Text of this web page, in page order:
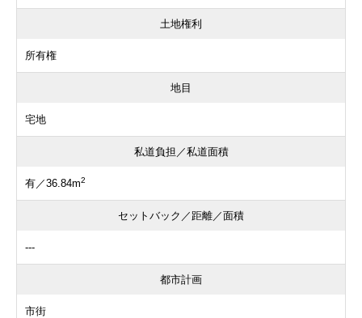
土地権利
所有権
地目
宅地
私道負担／私道面積
有／36.84m2
セットバック／距離／面積
---
都市計画
市街